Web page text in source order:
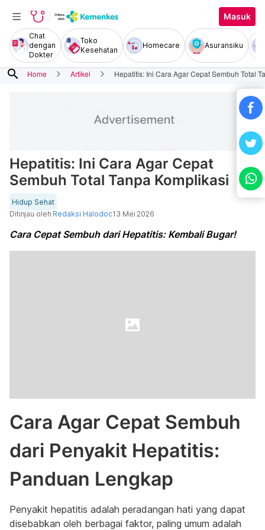
Masuk
Chat
dengan
Dokter
Toko
Kesehatan
Homecare Asuransiku
search Home Artikel Hepatitis: Ini Cara Agar Cepat Sembuh Total
Hepatitis: Ini Cara Agar Cepat
Sembuh Total Tanpa Komplikasi
Hidup Sehat
Ditinjau oleh Redaksi Halodoc13 Mei 2026
Cara Cepat Sembuh dari Hepatitis: Kembali Bugar!
Cara Agar Cepat Sembuh
dari Penyakit Hepatitis:
Panduan Lengkap
Penyakit hepatitis adalah peradangan hati yang dapat
disebabkan oleh berbagai faktor, paling umum adalah